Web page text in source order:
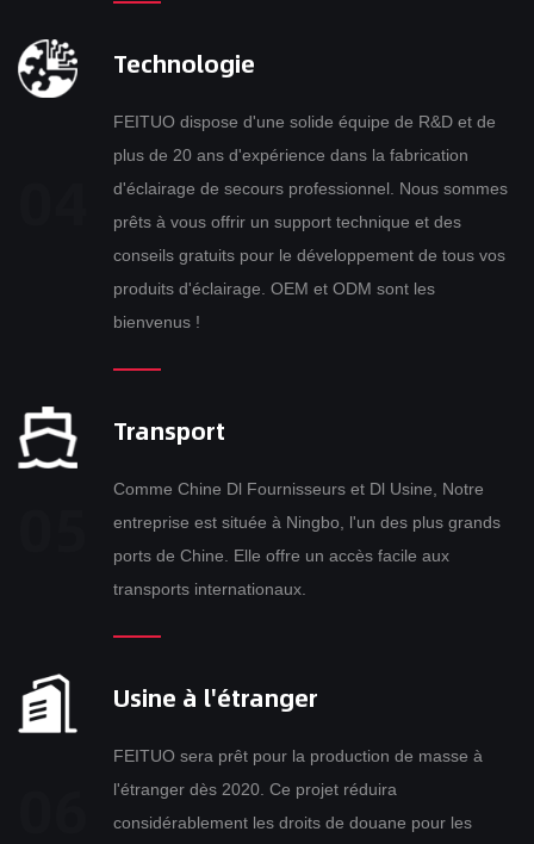
Technologie
FEITUO dispose d'une solide équipe de R&D et de
plus de 20 ans d'expérience dans la fabrication
d'éclairage de secours professionnel. Nous sommes
prêts à vous offrir un support technique et des
conseils gratuits pour le développement de tous vos
produits d'éclairage. OEM et ODM sont les
bienvenus !
Transport
Comme Chine Dl Fournisseurs et Dl Usine , Notre
entreprise est située à Ningbo, l'un des plus grands
ports de Chine. Elle offre un accès facile aux
transports internationaux.
Usine à l'étranger
FEITUO sera prêt pour la production de masse à
l'étranger dès 2020. Ce projet réduira
considérablement les droits de douane pour les